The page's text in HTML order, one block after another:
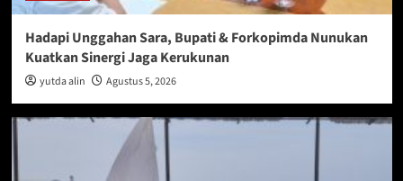
Hadapi Unggahan Sara, Bupati & Forkopimda Nunukan
Kuatkan Sinergi Jaga Kerukunan
yutda alin Agustus 5, 2026